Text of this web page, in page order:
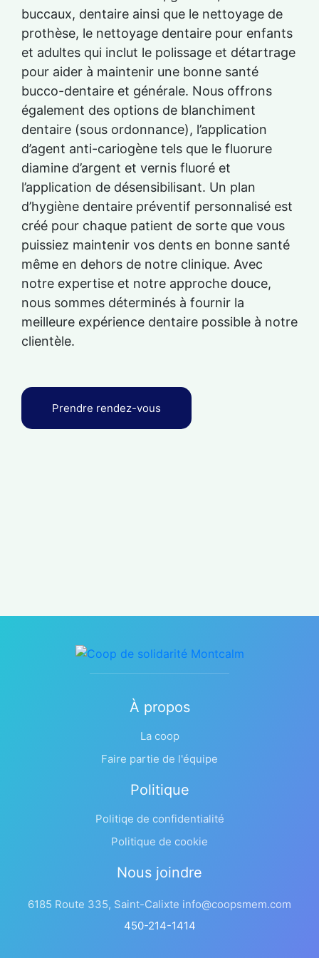
buccaux, dentaire ainsi que le nettoyage de
prothèse, le nettoyage dentaire pour enfants
et adultes qui inclut le polissage et détartrage
pour aider à maintenir une bonne santé
bucco-dentaire et générale. Nous offrons
également des options de blanchiment
dentaire (sous ordonnance), l’application
d’agent anti-cariogène tels que le fluorure
diamine d’argent et vernis fluoré et
l’application de désensibilisant. Un plan
d’hygiène dentaire préventif personnalisé est
créé pour chaque patient de sorte que vous
puissiez maintenir vos dents en bonne santé
même en dehors de notre clinique. Avec
notre expertise et notre approche douce,
nous sommes déterminés à fournir la
meilleure expérience dentaire possible à notre
clientèle.
Prendre rendez-vous
À propos
La coop
Faire partie de l'équipe
Politique
Politiqe de confidentialité
Politique de cookie
Nous joindre
6185 Route 335, Saint-Calixte info@coopsmem.com
450-214-1414